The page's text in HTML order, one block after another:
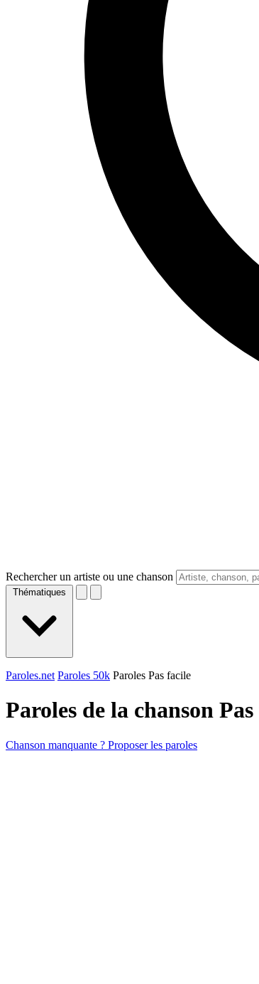
Rechercher un artiste ou une chanson
Thématiques
Paroles.net Paroles 50k Paroles Pas facile
Paroles de la chanson
Chanson manquante ? Proposer les paroles